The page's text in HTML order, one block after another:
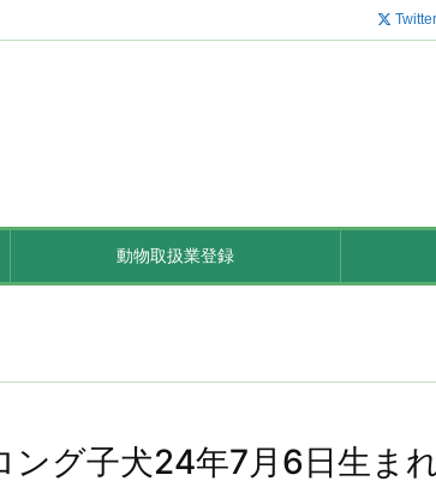
動物取扱業登録
Twitter
ング子犬24年7月6日生ま